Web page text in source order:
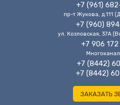
+7 (961)
пр-т Жукова, д.111
+7 (960)
ул. Козловская, 37А
+7 906 172
+7 (8442)
+7 (8442)
ЗАКАЗАТЬ